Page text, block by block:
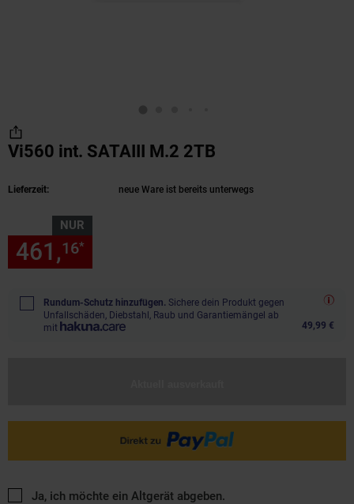
Vi560 int. SATAIII M.2 2TB
Lieferzeit: neue Ware ist bereits unterwegs
NUR
461,16*
Rundum-Schutz hinzufügen. Sichere dein Produkt gegen
Unfallschäden, Diebstahl, Raub und Garantiemängel ab
mit
49,99 €
Ja, ich möchte ein Altgerät abgeben.